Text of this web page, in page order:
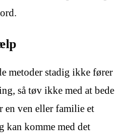
metoder stadig ikke fører
så tøv ikke med at bede
en ven eller familie et
kan komme med det